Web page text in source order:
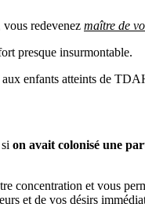
vous redevenez maître de
presque insurmontable.
enfants atteints de
on avait colonisé une
concentration et vous
et de vos désirs